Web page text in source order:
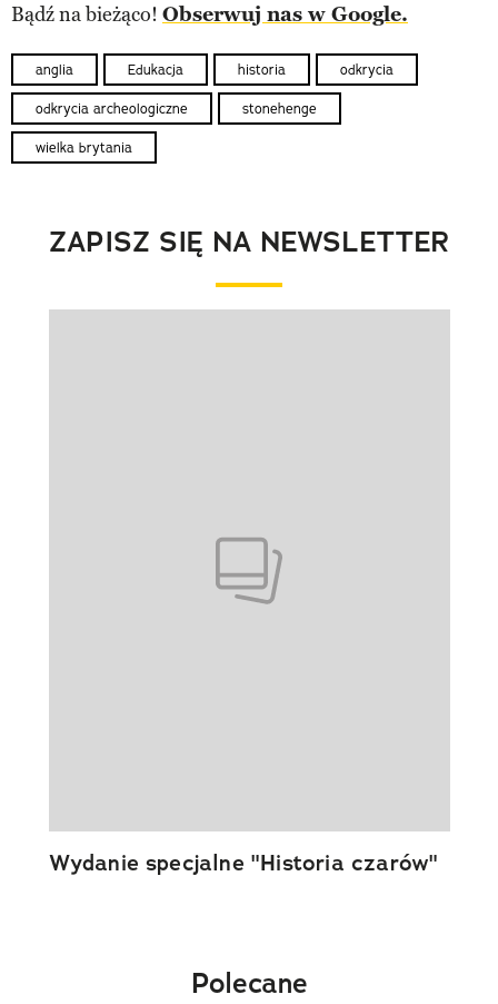
Bądź na bieżąco! Obserwuj nas w Google.
anglia Edukacja historia odkrycia
odkrycia archeologiczne stonehenge
wielka brytania
ZAPISZ SIĘ NA NEWSLETTER
Wydanie specjalne "Historia czarów"
Polecane